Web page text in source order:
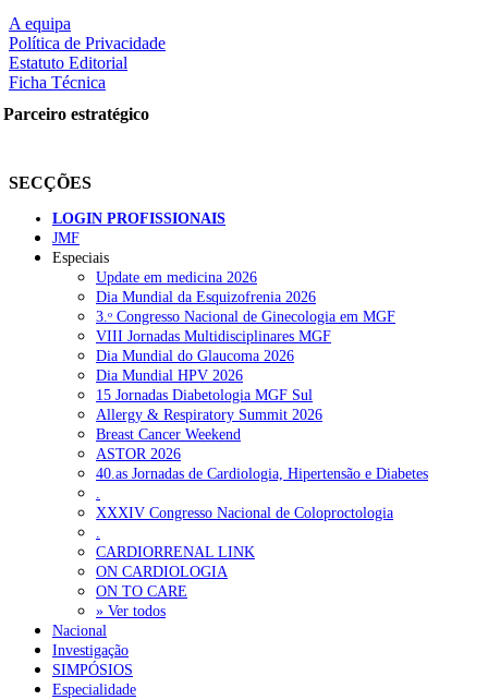
A equipa
Política de Privacidade
Estatuto Editorial
Ficha Técnica
Parceiro estratégico
SECÇÕES
LOGIN PROFISSIONAIS
JMF
Especiais
Update em medicina 2026
Dia Mundial da Esquizofrenia 2026
3.ᵒ Congresso Nacional de Ginecologia em MGF
VIII Jornadas Multidisciplinares MGF
Dia Mundial do Glaucoma 2026
Dia Mundial HPV 2026
15 Jornadas Diabetologia MGF Sul
Allergy & Respiratory Summit 2026
Breast Cancer Weekend
ASTOR 2026
40.as Jornadas de Cardiologia, Hipertensão e Diabetes
.
XXXIV Congresso Nacional de Coloproctologia
.
CARDIORRENAL LINK
ON CARDIOLOGIA
ON TO CARE
» Ver todos
Nacional
Investigação
SIMPÓSIOS
Especialidade